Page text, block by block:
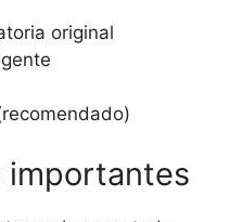
original
importantes